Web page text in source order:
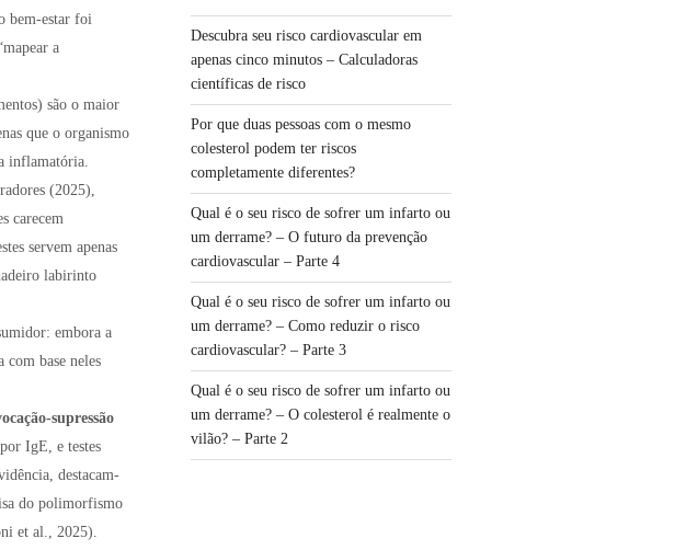
bem-estar foi
a
são o maior
que o organismo
inflamatória.
(2025),
carecem
servem apenas
labirinto
embora a
com base neles
supressão
IgE, e testes
destacam-
do polimorfismo
et al., 2025).
Descubra seu risco cardiovascular em
apenas cinco minutos – Calculadoras
científicas de risco
Por que duas pessoas com o mesmo
colesterol podem ter riscos
completamente diferentes?
Qual é o seu risco de sofrer um infarto ou
um derrame? – O futuro da prevenção
cardiovascular – Parte 4
Qual é o seu risco de sofrer um infarto ou
um derrame? – Como reduzir o risco
cardiovascular? – Parte 3
Qual é o seu risco de sofrer um infarto ou
um derrame? – O colesterol é realmente o
vilão? – Parte 2